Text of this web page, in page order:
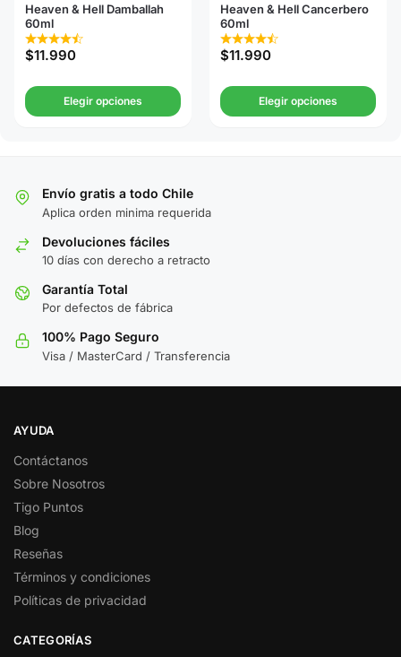
Heaven & Hell Damballah
60ml
$11.990
Elegir opciones
Heaven & Hell Cancerbero
60ml
$11.990
Elegir opciones
Envío gratis a todo Chile
Aplica orden minima requerida
Devoluciones fáciles
10 días con derecho a retracto
Garantía Total
Por defectos de fábrica
100% Pago Seguro
Visa / MasterCard / Transferencia
AYUDA
Contáctanos
Sobre Nosotros
Tigo Puntos
Blog
Reseñas
Términos y condiciones
Políticas de privacidad
CATEGORÍAS